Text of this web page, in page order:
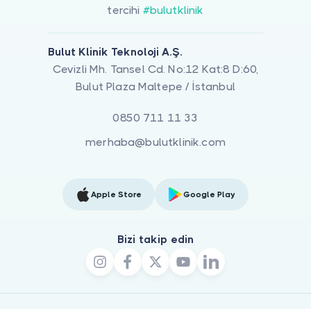
tercihi #bulutklinik
Bulut Klinik Teknoloji A.Ş.
Cevizli Mh. Tansel Cd. No:12 Kat:8 D:60,
Bulut Plaza Maltepe / İstanbul
0850 711 11 33
merhaba@bulutklinik.com
Apple Store Google Play
Bizi takip edin